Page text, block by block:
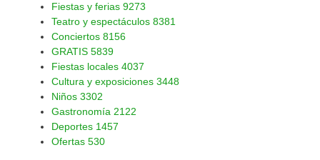
Fiestas y ferias 9273
Teatro y espectáculos 8381
Conciertos 8156
GRATIS 5839
Fiestas locales 4037
Cultura y exposiciones 3448
Niños 3302
Gastronomía 2122
Deportes 1457
Ofertas 530